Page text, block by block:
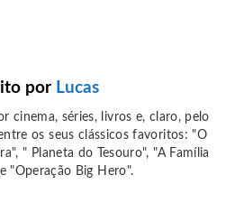
por Lucas
cinema, séries, livros e, claro, pelo
os seus clássicos favoritos: "O
" Planeta do Tesouro", "A Família
"Operação Big Hero".